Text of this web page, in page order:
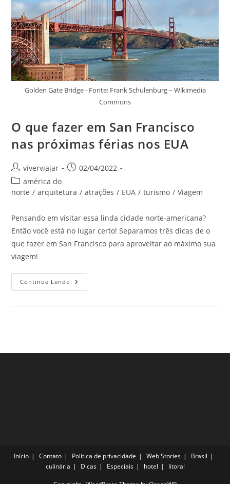
Golden Gate Bridge - Fonte: Frank Schulenburg – Wikimedia
Commons
O que fazer em San Francisco
nas próximas férias nos EUA
Autor
do
post:
viverviajar
Post02/04/2022
Categoria
do
américa do
norte / arquitetura / atrações / EUA / turismo / Viagem
Pensando em visitar essa linda cidade norte-americana?
Então você está no lugar certo! Separamos três dicas de o
que fazer em San Francisco para aproveitar ao máximo sua
viagem!
Continue Lendo O
Que
EUA
Início Contato Política de privacidade Web Stories
Brasil
culinária
Dicas Especiais hotel litoral